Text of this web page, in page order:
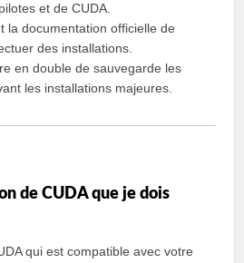
et de CUDA.
la documentation officielle de
des installations.
en double de sauvegarde les
les installations majeures.
de CUDA que je dois
qui est compatible avec votre